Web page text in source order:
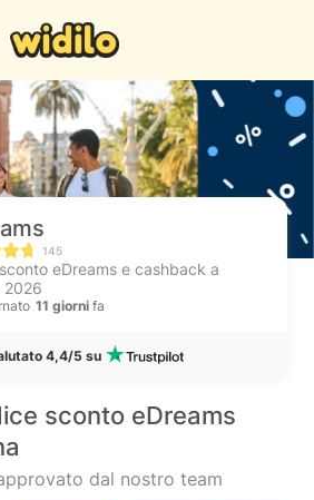
145
eDreams e cashback a
2026
11 giorni fa
4,4/5 su
sconto eDreams
dal nostro team